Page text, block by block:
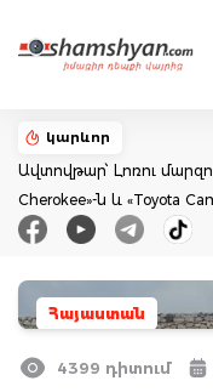
կարևոր
Ավտովթար՝ Լոռու
Cherokee»-ն և «Toyota
Հայաստան
4399 դիտում